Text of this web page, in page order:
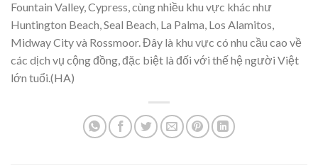
Fountain Valley, Cypress, cùng nhiều khu vực khác như
Huntington Beach, Seal Beach, La Palma, Los Alamitos,
Midway City và Rossmoor. Đây là khu vực có nhu cầu cao về
các dịch vụ cộng đồng, đặc biệt là đối với thế hệ người Việt
lớn tuổi.(HA)